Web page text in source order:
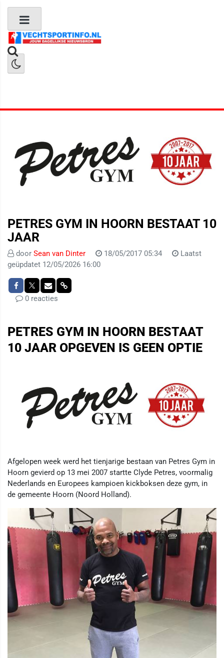
PETRES GYM IN HOORN BESTAAT 10
JAAR
door Sean van Dinter 18/05/2017 05:34
Laatst
geüpdatet 12/05/2026 16:00
0 reacties
PETRES GYM IN HOORN BESTAAT
10 JAAR OPGEVEN IS GEEN OPTIE
Afgelopen week werd het tienjarige bestaan van Petres Gym in
Hoorn gevierd op 13 mei 2007 startte Clyde Petres, voormalig
Nederlands en Europees kampioen kickboksen deze gym, in
de gemeente Hoorn (Noord Holland).